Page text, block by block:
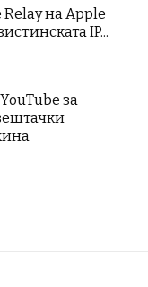
на Apple
IP...
за